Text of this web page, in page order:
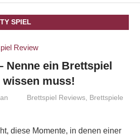
SPIEL
Nenne ein Brettspiel
wissen muss!
Brettspiel Reviews, Brettspiele
diese Momente, in denen einer